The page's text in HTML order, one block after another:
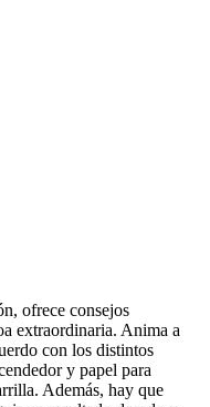
ofrece consejos
extraordinaria. Anima a
con los distintos
y papel para
Además, hay que